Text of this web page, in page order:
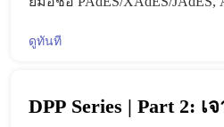
อย่างไร
ดูทันที
DPP Series | Part 2: เ